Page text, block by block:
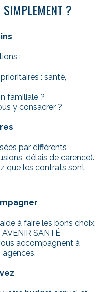
SIMPLEMENT ?
:
: santé,
familiale ?
y consacrer ?
par différents
délais de carence).
que les contrats sont
à faire les bons choix,
SANTÉ
accompagnent à
agences.